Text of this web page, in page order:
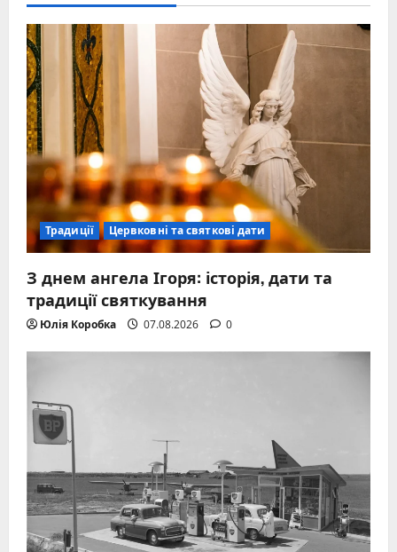
Традиції Цервковні та святкові дати
З днем ангела Ігоря: історія, дати та
традиції святкування
Юлія Коробка 07.08.2026 0